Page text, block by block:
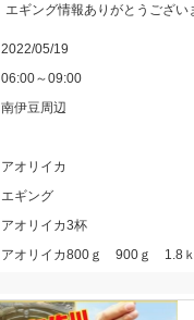
2022/05/19
06:00～09:00
南伊豆周辺
アオリイカ
エギング
アオリイカ3杯
アオリイカ800ｇ 900ｇ 1.8ｋ